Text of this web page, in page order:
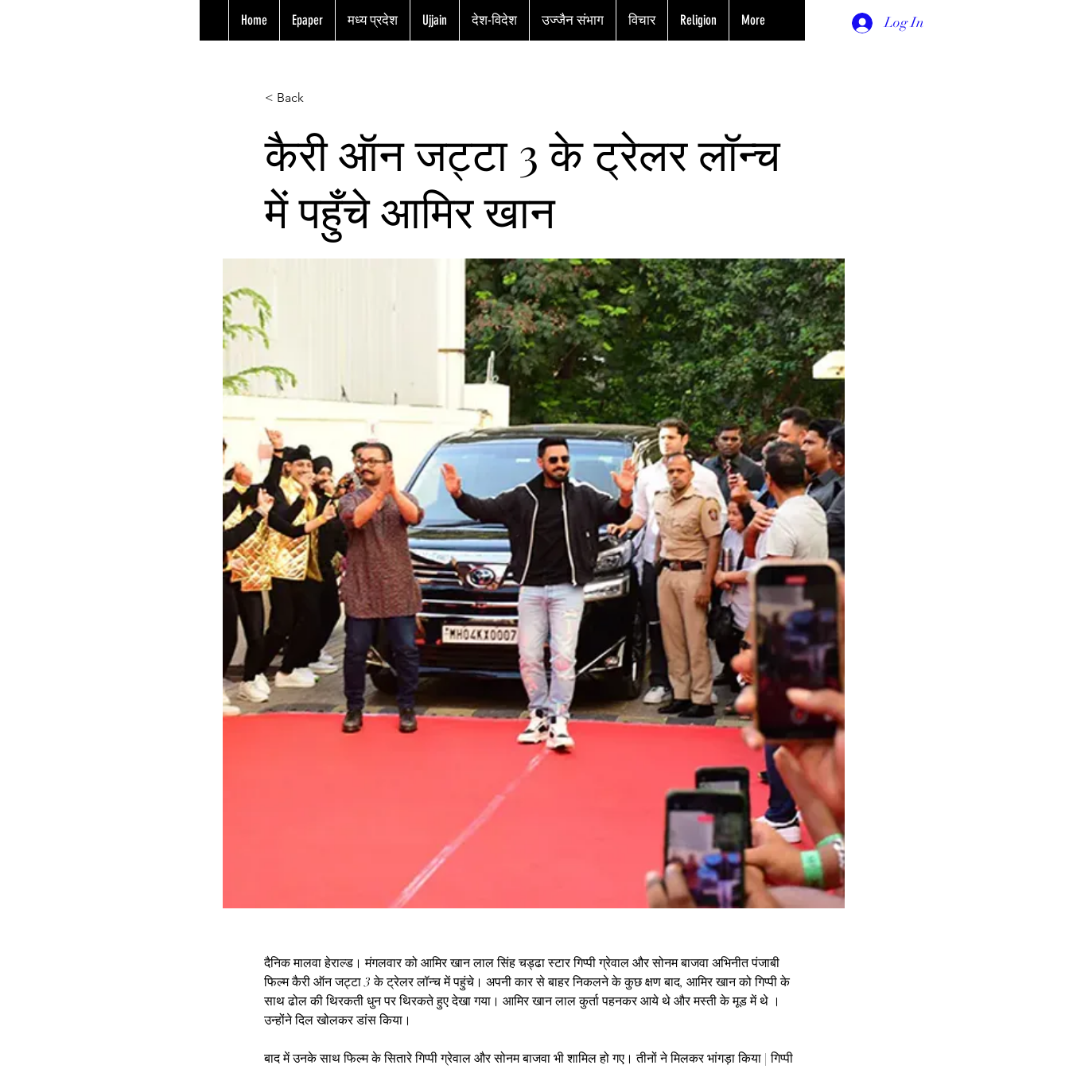
Home Epaper मध्य प्रदेश Ujjain देश-विदेश उज्जैन संभाग विचार Religion More Log In
< Back
कैरी ऑन जट्टा 3 के ट्रेलर लॉन्च
में पहुँचे आमिर खान
दैनिक मालवा हेराल्ड । मंगलवार को आमिर खान लाल सिंह चड्ढा स्टार गिप्पी ग्रेवाल और सोनम बाजवा अभिनीत पंजाबी
फिल्म कैरी ऑन जट्टा 3 के ट्रेलर लॉन्च में पहुंचे। अपनी कार से बाहर निकलने के कुछ क्षण बाद, आमिर खान को गिप्पी के
साथ ढोल की थिरकती धुन पर थिरकते हुए देखा गया। आमिर खान लाल कुर्ता पहनकर आये थे और मस्ती के मूड में थे ।
उन्होंने दिल खोलकर डांस किया।
बाद में उनके साथ फिल्म के सितारे गिप्पी ग्रेवाल और सोनम बाजवा भी शामिल हो गए। तीनों ने मिलकर भांगड़ा किया | गिप्पी